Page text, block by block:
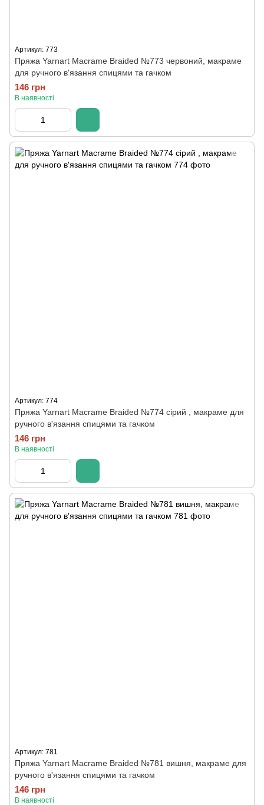
Артикул: 773
Пряжа Yarnart Macrame Braided №773 червоний, макраме
для ручного в'язання спицями та гачком
146 грн
В наявності
Артикул: 774
Пряжа Yarnart Macrame Braided №774 сірий , макраме для
ручного в'язання спицями та гачком
146 грн
В наявності
Артикул: 781
Пряжа Yarnart Macrame Braided №781 вишня, макраме для
ручного в'язання спицями та гачком
146 грн
В наявності